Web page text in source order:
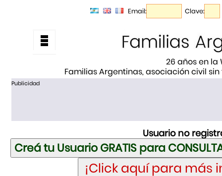
Email: Clave:
26 años en la
Familias Argentinas, asociación civil
Publicidad
Usuario no